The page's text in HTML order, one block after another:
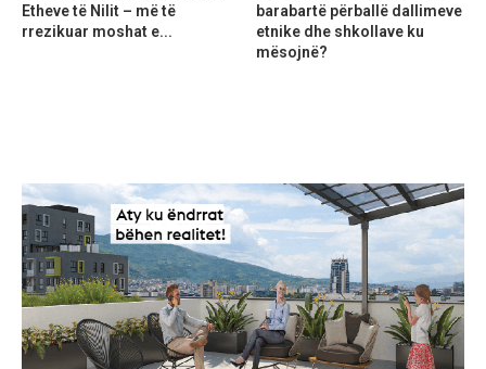
Etheve të Nilit – më të
rrezikuar moshat e...
barabartë përballë dallimeve
etnike dhe shkollave ku
mësojnë?